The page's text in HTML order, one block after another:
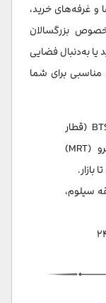
و غرفه‌های خرید،
بزرگسالان
یا به‌دنبال فضایی
مناسبی برای شما
با استفاده از خط BTS (قطار
هوایی) تا ایستگاه Sala Daeng یا با مترو (MRT)
۱ و ۲، منطقه سیلوم،